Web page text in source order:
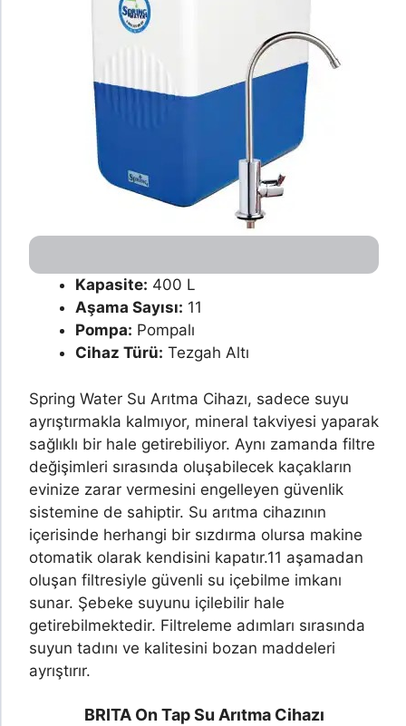
Kapasite: 400 L
Aşama Sayısı: 11
Pompa: Pompalı
Cihaz Türü: Tezgah Altı
Spring Water Su Arıtma Cihazı, sadece suyu
ayrıştırmakla kalmıyor, mineral takviyesi yaparak
sağlıklı bir hale getirebiliyor. Aynı zamanda filtre
değişimleri sırasında oluşabilecek kaçakların
evinize zarar vermesini engelleyen güvenlik
sistemine de sahiptir. Su arıtma cihazının
içerisinde herhangi bir sızdırma olursa makine
otomatik olarak kendisini kapatır.11 aşamadan
oluşan filtresiyle güvenli su içebilme imkanı
sunar. Şebeke suyunu içilebilir hale
getirebilmektedir. Filtreleme adımları sırasında
suyun tadını ve kalitesini bozan maddeleri
ayrıştırır.
BRITA On Tap Su Arıtma Cihazı